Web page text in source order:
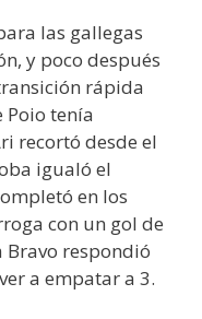
las gallegas
y poco después
rápida
Poio tenía
recortó desde el
igualó el
en los
con un gol de
Bravo respondió
a empatar a 3.